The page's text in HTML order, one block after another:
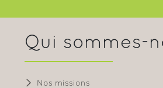
Qui sommes-
Nos missions